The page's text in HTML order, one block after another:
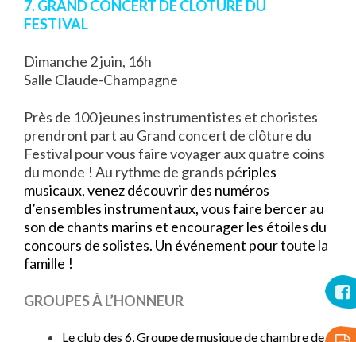
7. GRAND CONCERT DE CLÔTURE DU
FESTIVAL
Dimanche 2 juin, 16h
Salle Claude-Champagne
Près de 100 jeunes instrumentistes et choristes
prendront part au Grand concert de clôture du
Festival pour vous faire voyager aux quatre coins
du monde ! Au rythme de grands périples
musicaux, venez découvrir des numéros
d’ensembles instrumentaux, vous faire bercer au
son de chants marins et encourager les étoiles du
concours de solistes. Un événement pour toute la
famille !
GROUPES À L’HONNEUR
Le club des 6, Groupe de musique de chambre de